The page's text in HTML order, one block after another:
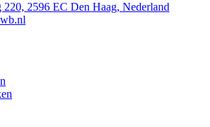
220, 2596 EC Den Haag, Nederland